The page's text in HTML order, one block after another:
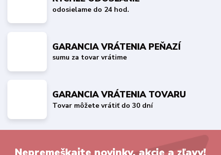
odosielame do 24 hod.
GARANCIA VRÁTENIA PEŇAZÍ
sumu za tovar vrátime
GARANCIA VRÁTENIA TOVARU
Tovar môžete vrátiť do 30 dní